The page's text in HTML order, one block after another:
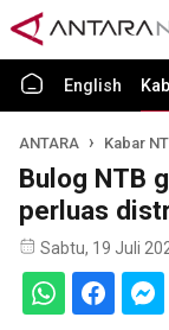
English
ANTARA Kabar
Bulog NTB
perluas
Sabtu, 19 Juli